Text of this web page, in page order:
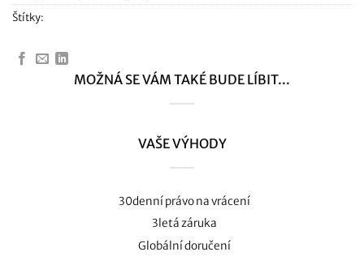
Štítky:
MOŽNÁ SE VÁM TAKÉ BUDE LÍBIT...
VAŠE VÝHODY
30denní právo na vrácení
3letá záruka
Globální doručení